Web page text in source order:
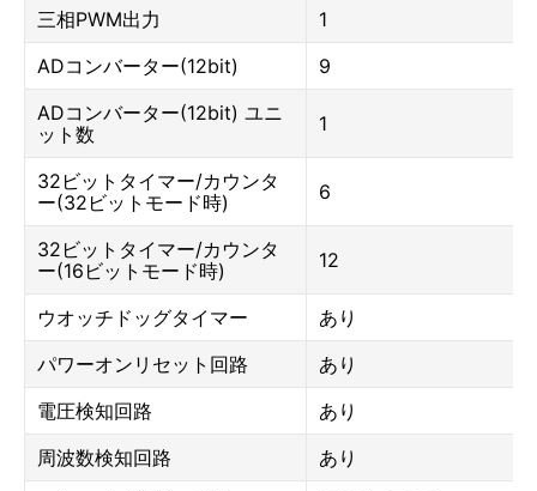
三相PWM出力
1
ADコンバーター(12bit)
9
ADコンバーター(12bit) ユニ
ット数
1
32ビットタイマー/カウンタ
ー(32ビットモード時)
6
32ビットタイマー/カウンタ
ー(16ビットモード時)
12
ウオッチドッグタイマー
あり
パワーオンリセット回路
あり
電圧検知回路
あり
周波数検知回路
あり